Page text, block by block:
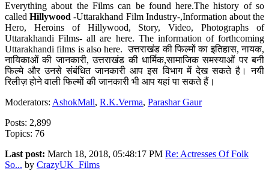
Everything about the Films can be found here.The history of so
calledHillywood-Uttarakhand Film Industry-,Information about the
Hero, Heroins of Hillywood, Story, Video, Photographs of
Uttarakhandi Films- all are here. The information of forthcoming
Uttarakhandi films is also here. उत्तराखंड की फिल्मों का इतिहास, नायक,
नायिकाओं की जानकारी, उत्तराखंड की धार्मिक,सामाजिक समस्याओं पर बनी
फिल्मे और उनसे संबंधित जानकारी आप इस विभाग में देख सकते है। नयी
रिलीज़ होने वाली फिल्मों की जानकारी भी आप यहां पा सकते हैं।
Moderators: AshokMall, R.K.Verma, Parashar Gaur
Posts: 2,899
Topics: 76
Last post: March 18, 2018, 05:48:17 PM Re: Actresses Of Folk
So... by CrazyUK_Films